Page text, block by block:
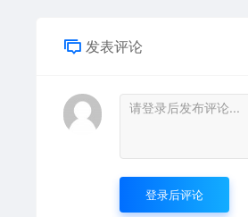
发表评论
登录后评论